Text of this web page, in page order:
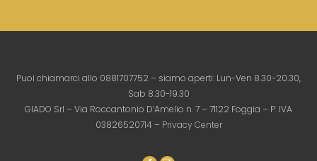
Puoi chiamarci allo 0881707752 – siamo aperti: Lun-Ven 8.30-20.30,
Sab 8.30-19.30
GIADO Srl – Via Roccantonio D’Amelio n. 7 – 71122 Foggia – P. IVA
03826520714 – Privacy Center